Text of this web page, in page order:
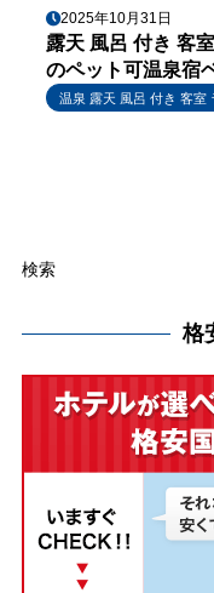
2025年10月31日
露天 風呂 付き 客
のペット可温泉宿
温泉 露天 風呂 付き 客室
検索
格